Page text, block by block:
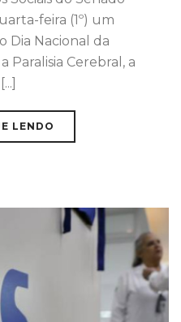
feira (1º) um
Dia Nacional da
Paralisia Cerebral, a
LENDO